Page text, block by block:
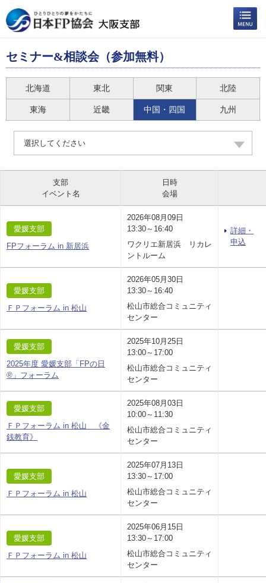
セミナー&相談会（参加無料）
北海道 東北 関東 北陸
東海 近畿 中国・四国 九州
選択してください
支部
イベント名
日時
会場
愛媛支部
FPフォーラム in 新居浜
2026年08月09日
13:30～16:40
ワクリエ新居浜 リカレ
ントルーム
詳細・
申込
愛媛支部
ＦＰフォーラム in 松山
2026年05月30日
13:30～16:40
松山市総合コミュニティ
センター
愛媛支部
2025年度 愛媛支部「FPの日
®」フォーラム
2025年10月25日
13:00～17:00
松山市総合コミュニティ
センター
愛媛支部
ＦＰフォーラム in 松山 《金
銭教育》
2025年08月03日
10:00～11:30
松山市総合コミュニティ
センター
愛媛支部
ＦＰフォーラム in 松山
2025年07月13日
13:30～17:00
松山市総合コミュニティ
センター
愛媛支部
ＦＰフォーラム in 松山
2025年06月15日
13:30～17:00
松山市総合コミュニティ
センター